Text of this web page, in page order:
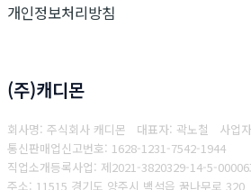
개인정보처리방침
(주)캐디몬
회사명: 주식회사 캐디몬 대표자: 곽노철 사업
통신판매업신고번호: 1628-1231-7542-1944
직업소개등록사업: 제2021-3820329-14-5-00006
주소: 11515 경기도 양주시 백석읍 꿈나무로 320